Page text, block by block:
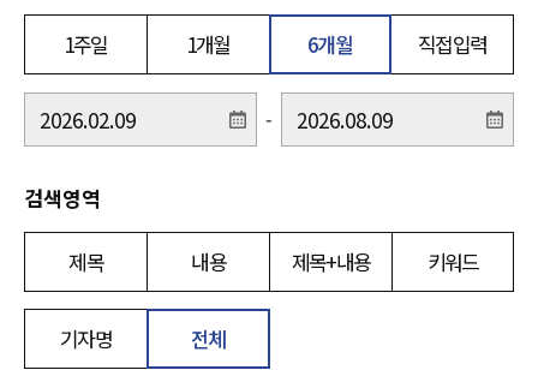
1주일 1개월 6개월 직접입력
-
검색영역
제목 내용 제목+내용 키워드
기자명 전체